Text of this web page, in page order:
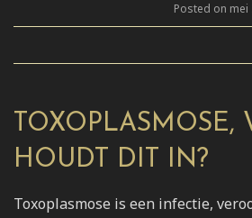
Posted on mei
TOXOPLASMOSE,
HOUDT DIT IN?
Toxoplasmose is een infectie,